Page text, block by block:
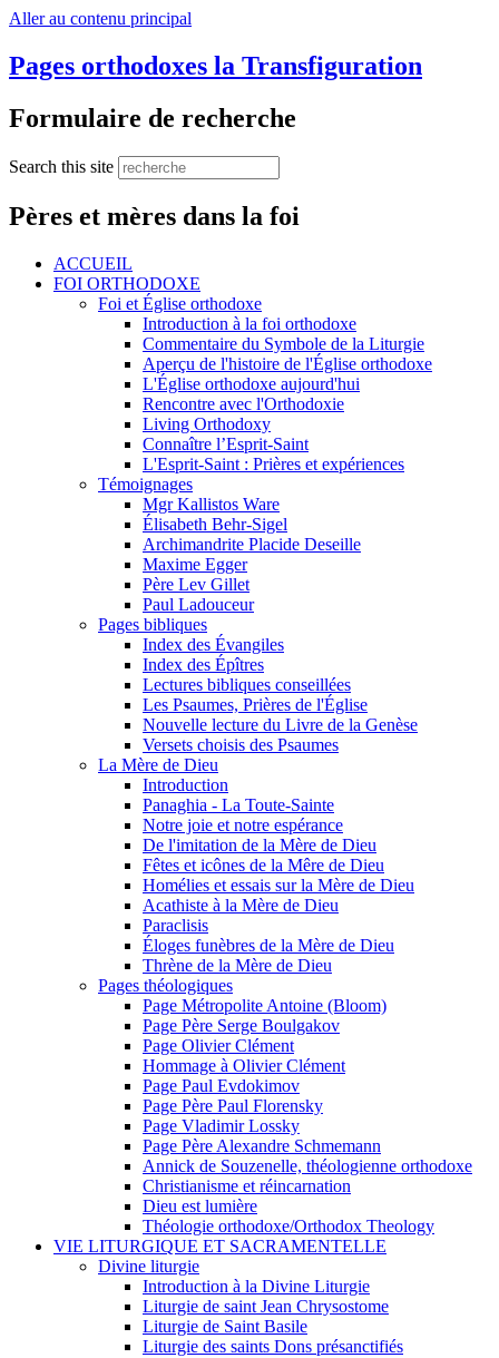
Aller au contenu principal
Pages orthodoxes la Transfiguration
Formulaire de recherche
Search this site
Pères et mères dans la foi
ACCUEIL
FOI ORTHODOXE
Foi et Église orthodoxe
Introduction à la foi orthodoxe
Commentaire du Symbole de la Liturgie
Aperçu de l'histoire de l'Église orthodoxe
L'Église orthodoxe aujourd'hui
Rencontre avec l'Orthodoxie
Living Orthodoxy
Connaître l’Esprit-Saint
L'Esprit-Saint : Prières et expériences
Témoignages
Mgr Kallistos Ware
Élisabeth Behr-Sigel
Archimandrite Placide Deseille
Maxime Egger
Père Lev Gillet
Paul Ladouceur
Pages bibliques
Index des Évangiles
Index des Épîtres
Lectures bibliques conseillées
Les Psaumes, Prières de l'Église
Nouvelle lecture du Livre de la Genèse
Versets choisis des Psaumes
La Mère de Dieu
Introduction
Panaghia - La Toute-Sainte
Notre joie et notre espérance
De l'imitation de la Mère de Dieu
Fêtes et icônes de la Mêre de Dieu
Homélies et essais sur la Mère de Dieu
Acathiste à la Mère de Dieu
Paraclisis
Éloges funèbres de la Mère de Dieu
Thrène de la Mère de Dieu
Pages théologiques
Page Métropolite Antoine (Bloom)
Page Père Serge Boulgakov
Page Olivier Clément
Hommage à Olivier Clément
Page Paul Evdokimov
Page Père Paul Florensky
Page Vladimir Lossky
Page Père Alexandre Schmemann
Annick de Souzenelle, théologienne orthodoxe
Christianisme et réincarnation
Dieu est lumière
Théologie orthodoxe/Orthodox Theology
VIE LITURGIQUE ET SACRAMENTELLE
Divine liturgie
Introduction à la Divine Liturgie
Liturgie de saint Jean Chrysostome
Liturgie de Saint Basile
Liturgie des saints Dons présanctifiés